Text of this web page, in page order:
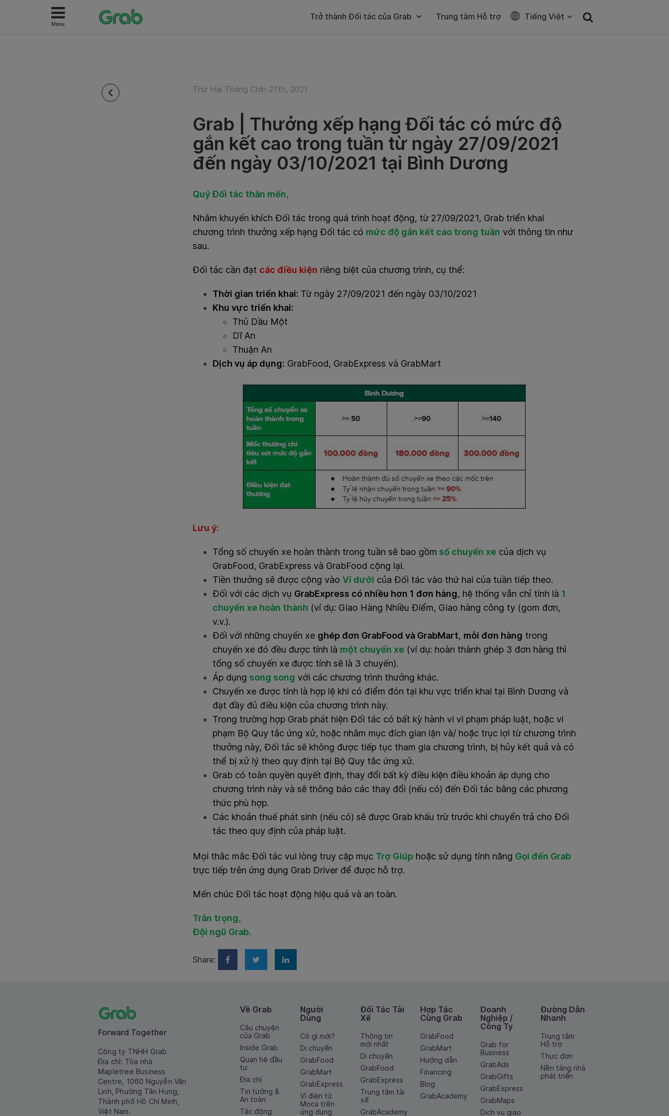
Menu
Trở thành Đối tác của Grab Trung tâm Hỗ trợ Tiếng Việt
Thứ Hai Tháng Chín 27th, 2021
Grab | Thưởng xếp hạng Đối tác có mức độ
gắn kết cao trong tuần từ ngày 27/09/2021
đến ngày 03/10/2021 tại Bình Dương
Quý Đối tác thân mến,
Nhằm khuyến khích Đối tác trong quá trình hoạt động, từ 27/09/2021, Grab triển khai
chương trình thưởng xếp hạng Đối tác có mức độ gắn kết cao trong tuần với thông tin như
sau.
Đối tác cần đạt các điều kiện riêng biệt của chương trình, cụ thể:
Thời gian triển khai: Từ ngày 27/09/2021 đến ngày 03/10/2021
Khu vực triển khai:
Thủ Dầu Một
Dĩ An
Thuận An
Dịch vụ áp dụng: GrabFood, GrabExpress và GrabMart
Lưu ý:
Tổng số chuyến xe hoàn thành trong tuần sẽ bao gồm số chuyến xe của dịch vụ
GrabFood, GrabExpress và GrabFood cộng lại.
Tiền thưởng sẽ được cộng vào Ví dưới của Đối tác vào thứ hai của tuần tiếp theo.
Đối với các dịch vụ GrabExpress có nhiều hơn 1 đơn hàng, hệ thống vẫn chỉ tính là 1
chuyến xe hoàn thành (ví dụ: Giao Hàng Nhiều Điểm, Giao hàng công ty (gom đơn,
v.v.).
Đối với những chuyến xe ghép đơn GrabFood và GrabMart, mỗi đơn hàng trong
chuyến xe đó đều được tính là một chuyến xe (ví dụ: hoàn thành ghép 3 đơn hàng thì
tổng số chuyến xe được tính sẽ là 3 chuyến).
Áp dụng song song với các chương trình thưởng khác.
Chuyến xe được tính là hợp lệ khi có điểm đón tại khu vực triển khai tại Bình Dương và
đạt đầy đủ điều kiện của chương trình này.
Trong trường hợp Grab phát hiện Đối tác có bất kỳ hành vi vi phạm pháp luật, hoặc vi
phạm Bộ Quy tắc ứng xử, hoặc nhằm mục đích gian lận và/ hoặc trục lợi từ chương trình
thưởng này, Đối tác sẽ không được tiếp tục tham gia chương trình, bị hủy kết quả và có
thể bị xử lý theo quy định tại Bộ Quy tắc ứng xử.
Grab có toàn quyền quyết định, thay đổi bất kỳ điều kiện điều khoản áp dụng cho
chương trình này và sẽ thông báo các thay đổi (nếu có) đến Đối tác bằng các phương
thức phù hợp.
Các khoản thuế phát sinh (nếu có) sẽ được Grab khấu trừ trước khi chuyển trả cho Đối
tác theo quy định của pháp luật.
Mọi thắc mắc Đối tác vui lòng truy cập mục Trợ Giúp hoặc sử dụng tính năng Gọi đến Grab
trực tiếp trên ứng dụng Grab Driver để được hỗ trợ.
Mến chúc Đối tác hoạt động hiệu quả và an toàn.
Trân trọng,
Đội ngũ Grab.
Share:
Forward Together
Công ty TNHH Grab
Địa chỉ: Tòa nhà
Mapletree Business
Centre, 1060 Nguyễn Văn
Linh, Phường Tân Hưng,
Thành phố Hồ Chí Minh,
Việt Nam.
Về Grab
Câu chuyện
của Grab
Inside Grab
Quan hệ đầu
tư
Địa chỉ
Tin tưởng &
An toàn
Tác động
Người
Dùng
Có gì mới?
Di chuyển
GrabFood
GrabMart
GrabExpress
Ví điện tử
Moca trên
ứng dụng
Đối Tác Tài
Xế
Thông tin
mới nhất
Di chuyển
GrabFood
GrabExpress
Trung tâm tài
xế
GrabAcademy
Hợp Tác
Cùng Grab
GrabFood
GrabMart
Hướng dẫn
Financing
Blog
GrabAcademy
Doanh
Nghiệp /
Công Ty
Grab for
Business
GrabAds
GrabGifts
GrabExpress
GrabMaps
Dịch vụ giao
Đường Dẫn
Nhanh
Trung tâm
Hỗ trợ
Thực đơn
Nền tảng nhà
phát triển